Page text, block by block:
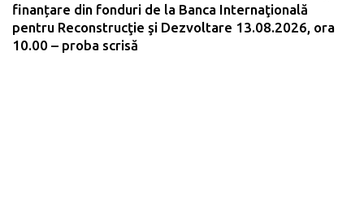
finanțare din fonduri de la Banca Internaţională
pentru Reconstrucţie şi Dezvoltare 13.08.2026, ora
10.00 – proba scrisă